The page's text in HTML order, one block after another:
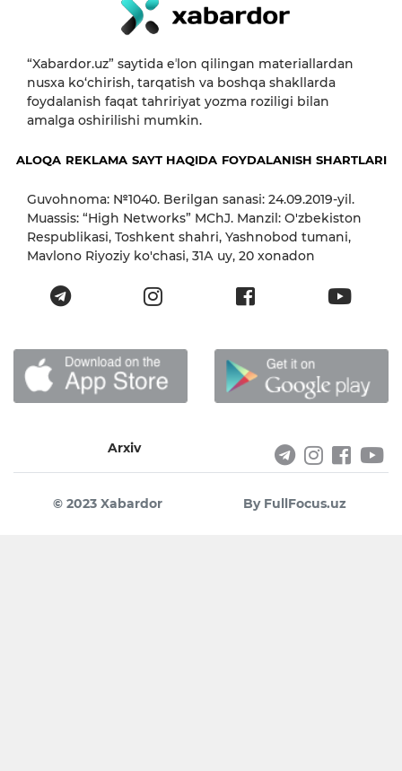
“Xabardor.uz” saytida eʼlon qilingan materiallardan
nusxa ko‘chirish, tarqatish va boshqa shakllarda
foydalanish faqat tahririyat yozma roziligi bilan
amalga oshirilishi mumkin.
ALOQA REKLAMA SAYT HAQIDA FOYDALANISH SHARTLARI
Guvohnoma: №1040. Berilgan sanasi: 24.09.2019-yil.
Muassis: “High Networks” MChJ. Manzil: O'zbekiston
Respublikasi, Toshkent shahri, Yashnobod tumani,
Mavlono Riyoziy ko'chasi, 31А uy, 20 xonadon
Arxiv
© 2023 Xabardor By FullFocus.uz